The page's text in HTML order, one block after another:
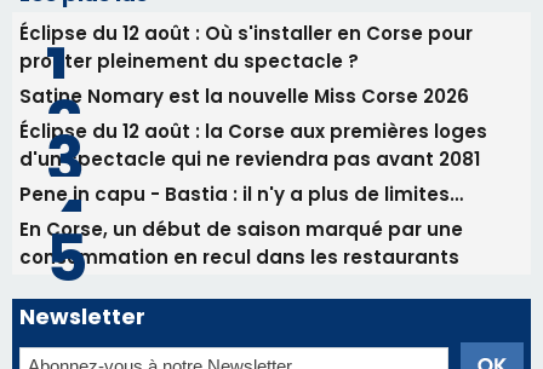
Éclipse du 12 août : Où s'installer en Corse pour
profiter pleinement du spectacle ?
Satine Nomary est la nouvelle Miss Corse 2026
Éclipse du 12 août : la Corse aux premières loges
d'un spectacle qui ne reviendra pas avant 2081
Pene in capu - Bastia : il n'y a plus de limites…
En Corse, un début de saison marqué par une
consommation en recul dans les restaurants
Newsletter